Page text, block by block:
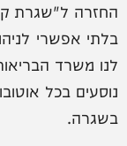
החזרה ל"שגרת
בלתי אפשרי
לנו משרד
נוסעים בכל
בשגרה.